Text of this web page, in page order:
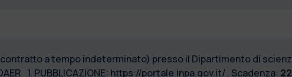
contratto a tempo indeterminato) presso il Dipartimento di
PUBBLICAZIONE: https://portale.inpa.gov.it/ . Scadenza: